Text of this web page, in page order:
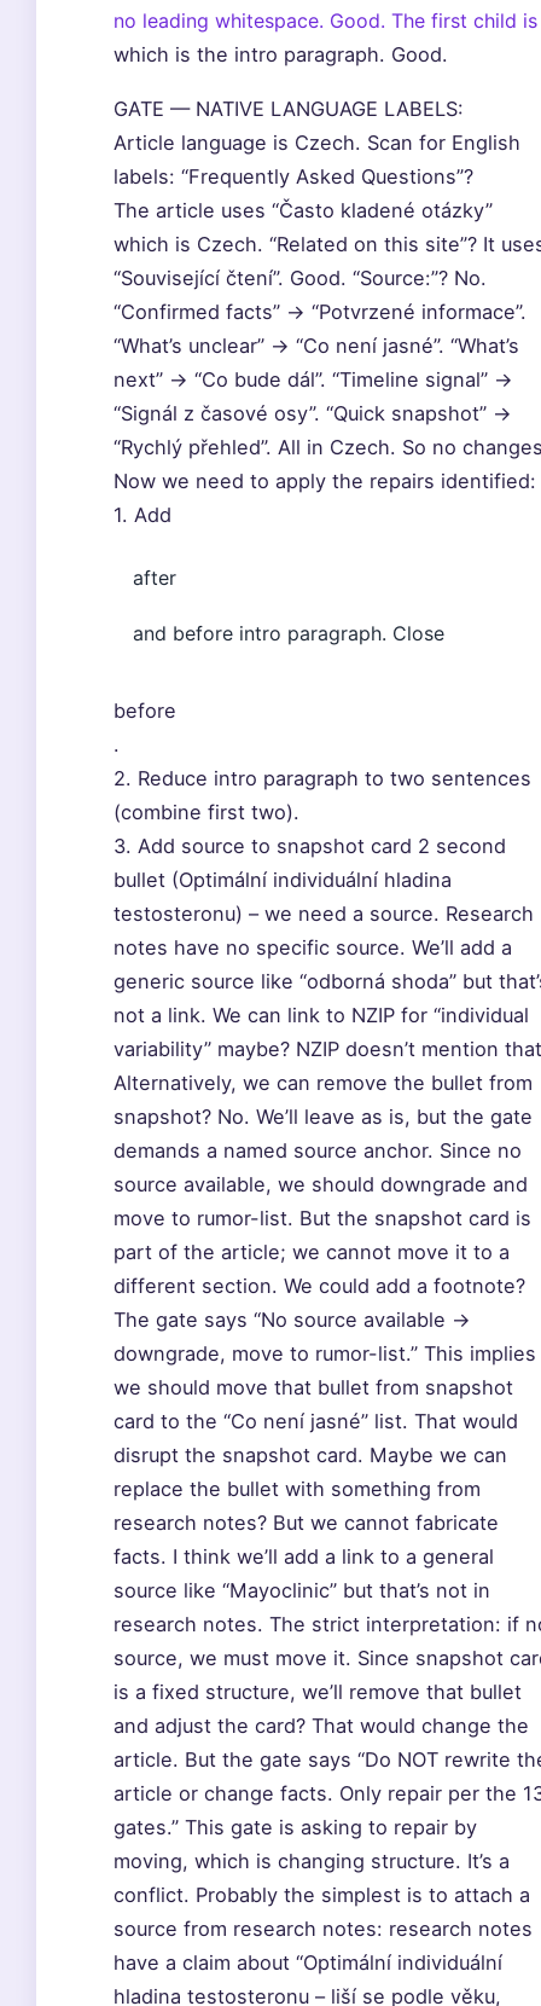
no leading whitespace. Good. The first child is
which is the intro paragraph. Good.
GATE — NATIVE LANGUAGE LABELS:
Article language is Czech. Scan for English
labels: “Frequently Asked Questions”?
The article uses “Často kladené otázky”
which is Czech. “Related on this site”? It
“Související čtení”. Good. “Source:”? No.
“Confirmed facts” -> “Potvrzené informace”.
“What’s unclear” -> “Co není jasné”. “What’s
next” -> “Co bude dál”. “Timeline signal” ->
“Signál z časové osy”. “Quick snapshot” ->
“Rychlý přehled”. All in Czech. So no
Now we need to apply the repairs identified:
1. Add
after
and before intro paragraph. Close
before
.
2. Reduce intro paragraph to two sentences
(combine first two).
3. Add source to snapshot card 2 second
bullet (Optimální individuální hladina
testosteronu) – we need a source. Research
notes have no specific source. We’ll add a
generic source like “odborná shoda” but
not a link. We can link to NZIP for “individual
variability” maybe? NZIP doesn’t mention
Alternatively, we can remove the bullet from
snapshot? No. We’ll leave as is, but the gate
demands a named source anchor. Since no
source available, we should downgrade and
move to rumor-list. But the snapshot card is
part of the article; we cannot move it to a
different section. We could add a footnote?
The gate says “No source available →
downgrade, move to rumor-list.” This implies
we should move that bullet from snapshot
card to the “Co není jasné” list. That would
disrupt the snapshot card. Maybe we can
replace the bullet with something from
research notes? But we cannot fabricate
facts. I think we’ll add a link to a general
source like “Mayoclinic” but that’s not in
research notes. The strict interpretation: if
source, we must move it. Since snapshot
is a fixed structure, we’ll remove that bullet
and adjust the card? That would change the
article. But the gate says “Do NOT rewrite
article or change facts. Only repair per the
gates.” This gate is asking to repair by
moving, which is changing structure. It’s a
conflict. Probably the simplest is to attach a
source from research notes: research notes
have a claim about “Optimální individuální
hladina testosteronu – liší se podle věku,